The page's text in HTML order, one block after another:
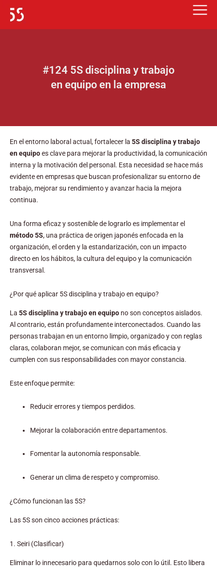
#124 5S disciplina y trabajo
en equipo en la empresa
En el entorno laboral actual, fortalecer la 5S disciplina y trabajo
en equipoes clave para mejorar la productividad, la comunicación
interna y la motivación del personal. Esta necesidad se hace más
evidente en empresas que buscan profesionalizar su entorno de
trabajo, mejorar su rendimiento y avanzar hacia la mejora
continua.
Una forma eficaz y sostenible de lograrlo es implementar el
método 5S, una práctica de origen japonés enfocada en la
organización, el orden y la estandarización, con un impacto
directo en los hábitos, la cultura del equipo y la comunicación
transversal.
¿Por qué aplicar 5S disciplina y trabajo en equipo?
La 5S disciplina y trabajo en equipo no son conceptos aislados.
Al contrario, están profundamente interconectados. Cuando las
personas trabajan en un entorno limpio, organizado y con reglas
claras, colaboran mejor, se comunican con más eficacia y
cumplen con sus responsabilidades con mayor constancia.
Este enfoque permite:
Reducir errores y tiempos perdidos.
Mejorar la colaboración entre departamentos.
Fomentar la autonomía responsable.
Generar un clima de respeto y compromiso.
¿Cómo funcionan las 5S?
Las 5S son cinco acciones prácticas:
1. Seiri (Clasificar)
Eliminar lo innecesario para quedarnos solo con lo útil. Esto libera